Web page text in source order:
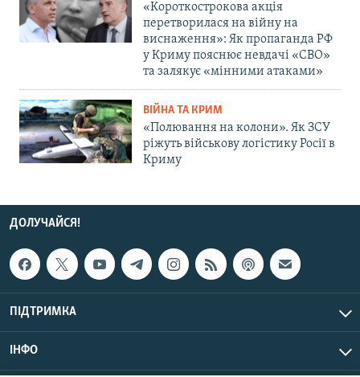
«Короткострокова акція
перетворилася на війну на
виснаження»: Як пропаганда РФ
у Криму пояснює невдачі «СВО»
та залякує «мінними атаками»
ВІЙНА ТА КРИМ
«Полювання на колони». Як ЗСУ
ріжуть військову логістику Росії в
Криму
ДОЛУЧАЙСЯ!
ПІДТРИМКА
ІНФО